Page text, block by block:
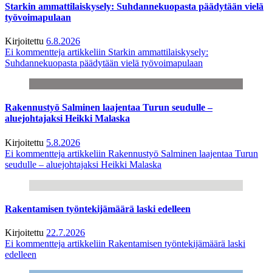
Starkin ammattilaiskysely: Suhdannekuopasta päädytään vielä
työvoimapulaan
Kirjoitettu 6.8.2026
Ei kommentteja artikkeliin Starkin ammattilaiskysely:
Suhdannekuopasta päädytään vielä työvoimapulaan
Rakennustyö Salminen laajentaa Turun seudulle –
aluejohtajaksi Heikki Malaska
Kirjoitettu 5.8.2026
Ei kommentteja artikkeliin Rakennustyö Salminen laajentaa Turun
seudulle – aluejohtajaksi Heikki Malaska
Rakentamisen työntekijämäärä laski edelleen
Kirjoitettu 22.7.2026
Ei kommentteja artikkeliin Rakentamisen työntekijämäärä laski
edelleen